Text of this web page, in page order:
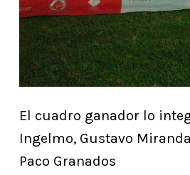
El cuadro ganador lo
Ingelmo, Gustavo
Paco Granados